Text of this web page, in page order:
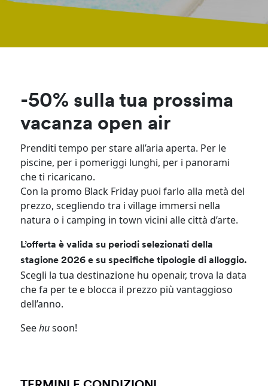
-50% sulla tua prossima
vacanza open air
Prenditi tempo per stare all’aria aperta. Per le
piscine, per i pomeriggi lunghi, per i panorami
che ti ricaricano.
Con la promo Black Friday puoi farlo alla metà del
prezzo, scegliendo tra i village immersi nella
natura o i camping in town vicini alle città d’arte.
L’offerta è valida su periodi selezionati della
stagione 2026 e su specifiche tipologie di alloggio.
Scegli la tua destinazione hu openair, trova la data
che fa per te e blocca il prezzo più vantaggioso
dell’anno.
Seehusoon!